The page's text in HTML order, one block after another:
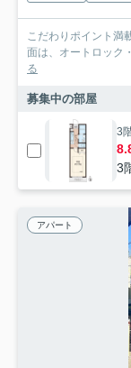
こだわりポイント満
面は、オートロック
る
募集中の部屋
3
3
アパート